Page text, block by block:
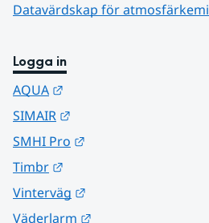
Datavärdskap för atmosfärkemi
Logga in
AQUA
SIMAIR
SMHI Pro
Timbr
Vinterväg
Väderlarm